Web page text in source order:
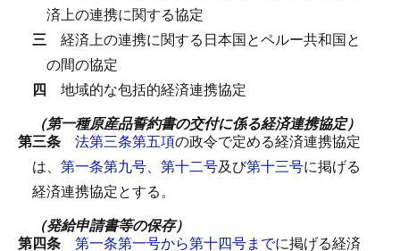
済上の連携に関する協定
三 経済上の連携に関する日本国とペルー共和国と
の間の協定
四 地域的な包括的経済連携協定
（第一種原産品誓約書の交付に係る経済連携協定）
第三条 法第三条第五項の政令で定める経済連携協定
は、 第一条第九号、 第十二号及び第十三号に掲げる
経済連携協定とする。
（発給申請書等の保存）
第四条 第一条第一号から第十四号までに掲げる経済